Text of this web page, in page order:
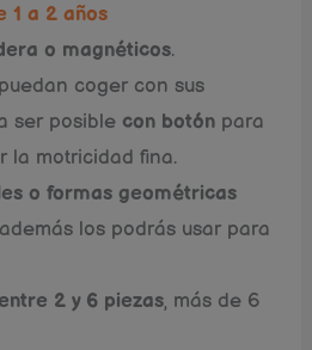
1 a 2 años
o magnéticos.
coger con sus
ser posible con botón para
la motricidad fina.
o formas geométricas
los podrás usar para
entre 2 y 6 piezas, más de 6